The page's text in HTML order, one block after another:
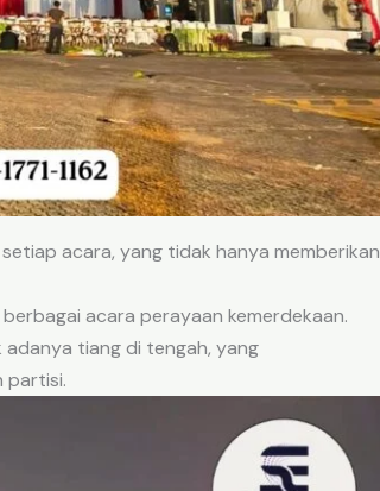
acara, yang tidak hanya memberikan
acara perayaan kemerdekaan.
tiang di tengah, yang
partisi.